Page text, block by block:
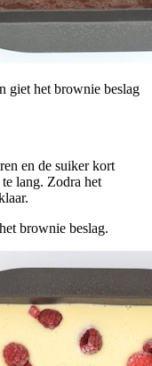
giet het brownie beslag
en de suiker kort
lang. Zodra het
brownie beslag.